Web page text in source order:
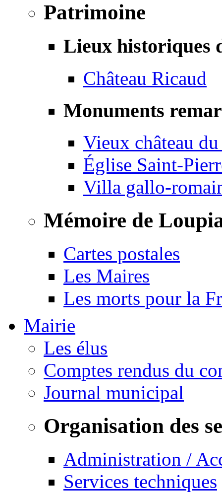
Patrimoine
Lieux historiques
Château Ricaud
Monuments
Vieux château
Église Saint-
Villa gallo-
Mémoire de
Cartes postales
Les Maires
Les morts pour la
Mairie
Les élus
Comptes rendus du
Journal municipal
Organisation des
Administration /
Services techniques